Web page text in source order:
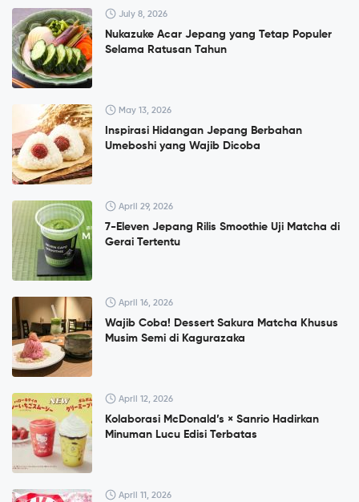
July 8, 2026
Nukazuke Acar Jepang yang Tetap Populer
Selama Ratusan Tahun
May 13, 2026
Inspirasi Hidangan Jepang Berbahan
Umeboshi yang Wajib Dicoba
April 29, 2026
7-Eleven Jepang Rilis Smoothie Uji Matcha di
Gerai Tertentu
April 16, 2026
Wajib Coba! Dessert Sakura Matcha Khusus
Musim Semi di Kagurazaka
April 12, 2026
Kolaborasi McDonald’s × Sanrio Hadirkan
Minuman Lucu Edisi Terbatas
April 11, 2026